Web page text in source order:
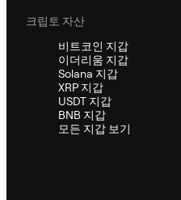
크립토 자산
비트코인 지갑
이더리움 지갑
Solana 지갑
XRP 지갑
USDT 지갑
BNB 지갑
모든 지갑 보기